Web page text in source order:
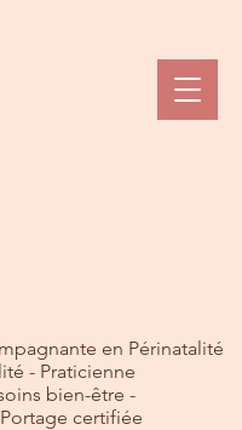
en Périnatalité
- Praticienne
bien-être -
certifiée